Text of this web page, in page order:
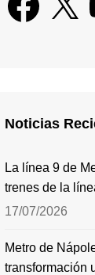
Noticias
La línea 9 de
trenes de la
17/07/2026
Metro de
transformación